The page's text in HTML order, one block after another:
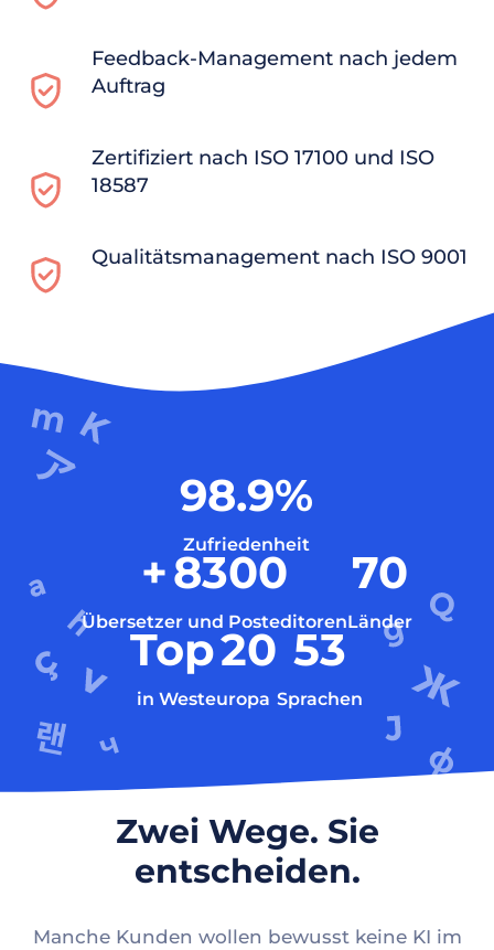
Feedback-Management nach jedem
Auftrag
Zertifiziert nach ISO 17100 und ISO
18587
Qualitätsmanagement nach ISO 9001
98.9%
Zufriedenheit
+8300
Übersetzer und Posteditoren
70
Länder
Top20
in Westeuropa
53
Sprachen
Zwei Wege. Sie
entscheiden.
Manche Kunden wollen bewusst keine KI im